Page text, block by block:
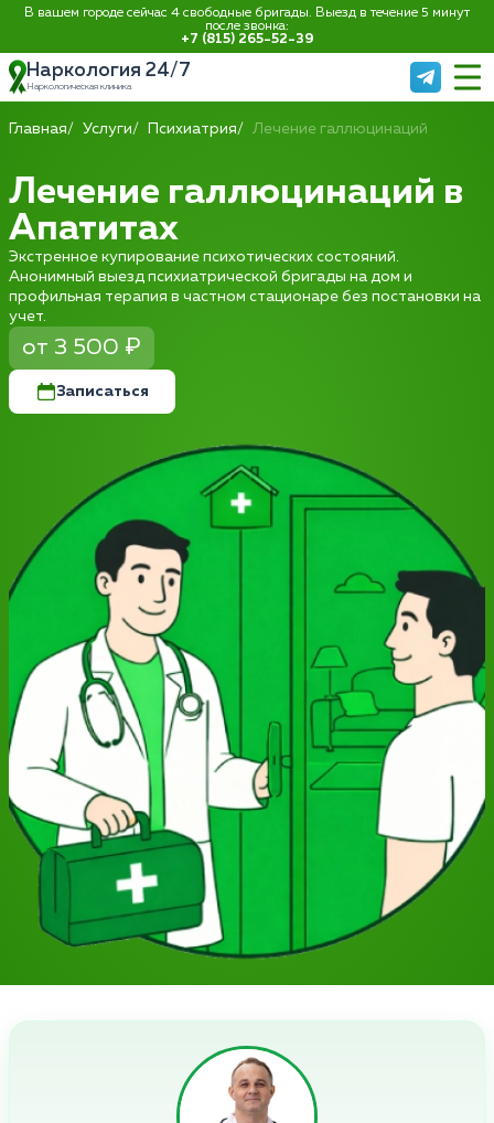
В вашем городе сейчас 4 свободные бригады. Выезд в течение 5 минут
после звонка:
+7 (815) 265-52-39
Наркология 24/7
Наркологическая клиника
Главная Услуги Психиатрия Лечение галлюцинаций
Лечение галлюцинаций в
Апатитах
Экстренное купирование психотических состояний.
Анонимный выезд психиатрической бригады на дом и
профильная терапия в частном стационаре без постановки на
учет.
от 3 500 ₽
Записаться